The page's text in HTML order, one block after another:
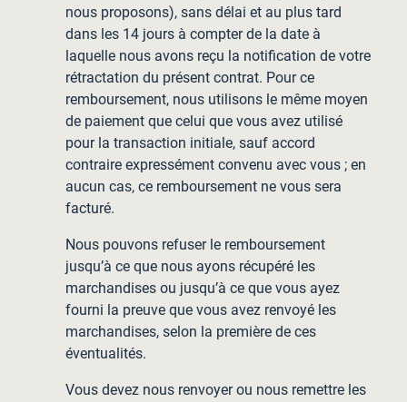
nous proposons), sans délai et au plus tard
dans les 14 jours à compter de la date à
laquelle nous avons reçu la notification de votre
rétractation du présent contrat. Pour ce
remboursement, nous utilisons le même moyen
de paiement que celui que vous avez utilisé
pour la transaction initiale, sauf accord
contraire expressément convenu avec vous ; en
aucun cas, ce remboursement ne vous sera
facturé.
Nous pouvons refuser le remboursement
jusqu’à ce que nous ayons récupéré les
marchandises ou jusqu’à ce que vous ayez
fourni la preuve que vous avez renvoyé les
marchandises, selon la première de ces
éventualités.
Vous devez nous renvoyer ou nous remettre les